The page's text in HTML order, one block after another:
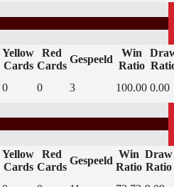
Yellow
Cards
Red
Cards
Gespeeld
Win
Ratio
0 0 3 100.00 0.00
Yellow
Cards
Red
Cards
Gespeeld
Win
Ratio
Draw
Ratio